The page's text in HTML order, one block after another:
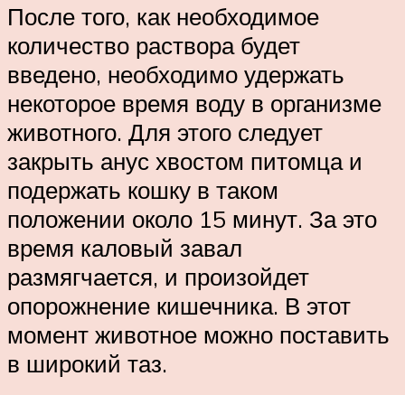
После того, как необходимое
количество раствора будет
введено, необходимо удержать
некоторое время воду в организме
животного. Для этого следует
закрыть анус хвостом питомца и
подержать кошку в таком
положении около 15 минут. За это
время каловый завал
размягчается, и произойдет
опорожнение кишечника. В этот
момент животное можно поставить
в широкий таз.